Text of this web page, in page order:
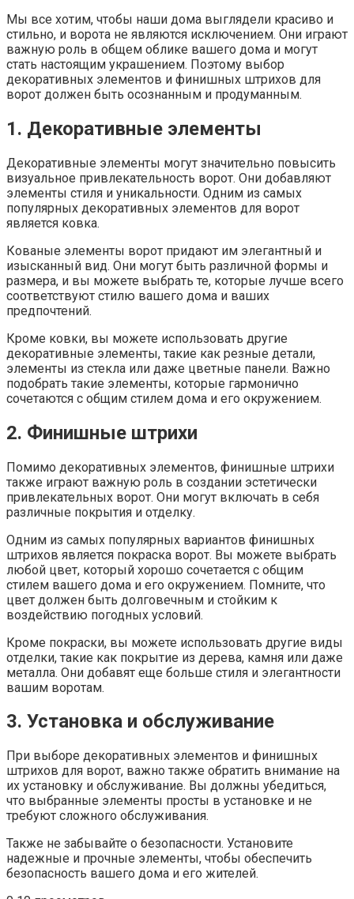
Мы все хотим, чтобы наши дома выглядели красиво и
стильно, и ворота не являются исключением. Они играют
важную роль в общем облике вашего дома и могут
стать настоящим украшением. Поэтому выбор
декоративных элементов и финишных штрихов для
ворот должен быть осознанным и продуманным.
1. Декоративные элементы
Декоративные элементы могут значительно повысить
визуальное привлекательность ворот. Они добавляют
элементы стиля и уникальности. Одним из самых
популярных декоративных элементов для ворот
является ковка.
Кованые элементы ворот придают им элегантный и
изысканный вид. Они могут быть различной формы и
размера, и вы можете выбрать те, которые лучше всего
соответствуют стилю вашего дома и ваших
предпочтений.
Кроме ковки, вы можете использовать другие
декоративные элементы, такие как резные детали,
элементы из стекла или даже цветные панели. Важно
подобрать такие элементы, которые гармонично
сочетаются с общим стилем дома и его окружением.
2. Финишные штрихи
Помимо декоративных элементов, финишные штрихи
также играют важную роль в создании эстетически
привлекательных ворот. Они могут включать в себя
различные покрытия и отделку.
Одним из самых популярных вариантов финишных
штрихов является покраска ворот. Вы можете выбрать
любой цвет, который хорошо сочетается с общим
стилем вашего дома и его окружением. Помните, что
цвет должен быть долговечным и стойким к
воздействию погодных условий.
Кроме покраски, вы можете использовать другие виды
отделки, такие как покрытие из дерева, камня или даже
металла. Они добавят еще больше стиля и элегантности
вашим воротам.
3. Установка и обслуживание
При выборе декоративных элементов и финишных
штрихов для ворот, важно также обратить внимание на
их установку и обслуживание. Вы должны убедиться,
что выбранные элементы просты в установке и не
требуют сложного обслуживания.
Также не забывайте о безопасности. Установите
надежные и прочные элементы, чтобы обеспечить
безопасность вашего дома и его жителей.